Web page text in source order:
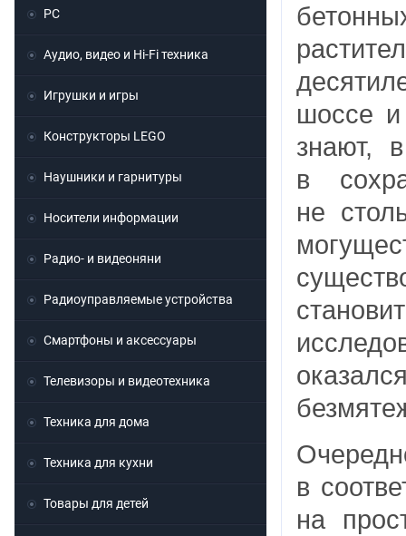
шоссе и
знают,
в
не
в
на
PC
Аудио, видео и Hi-Fi техника
Игрушки и игры
Конструкторы LEGO
Наушники и гарнитуры
Носители информации
Радио- и видеоняни
Радиоуправляемые устройства
Смартфоны и аксессуары
Телевизоры и видеотехника
Техника для дома
Техника для кухни
Товары для детей